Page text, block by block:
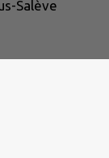
Salève